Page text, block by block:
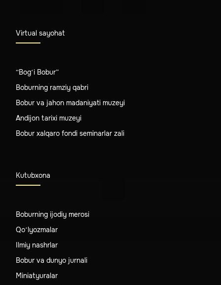
Virtual sayohat
“Bog‘i Bobur”
Boburning ramziy qabri
Bobur va jahon madaniyati muzeyi
Andijon tarixi muzeyi
Bobur xalqaro fondi seminarlar zali
Kutubxona
Boburning ijodiy merosi
Qo‘lyozmalar
Ilmiy nashrlar
Bobur va dunyo jurnali
Miniatyuralar